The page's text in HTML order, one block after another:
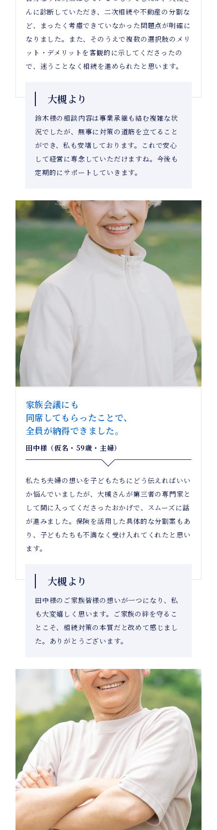
んに診断していただき、二次相続や不動産の分割な
ど、まったく考慮できていなかった問題点が明確に
なりました。また、そのうえで複数の選択肢のメリ
ット・デメリットを客観的に示してくださったの
で、迷うことなく相続を進められたと思います。
大槻より
鈴木様の相談内容は事業承継も絡む複雑な状
況でしたが、無事に対策の道筋を立てること
ができ、私も安堵しております。これで安心
して経営に専念していただけますね。今後も
定期的にサポートしていきます。
家族会議にも
同席してもらったことで、
全員が納得できました。
田中様（仮名・59歳・主婦）
私たち夫婦の想いを子どもたちにどう伝えればいい
か悩んでいましたが、大槻さんが第三者の専門家と
して間に入ってくださったおかげで、スムーズに話
が進みました。保険を活用した具体的な分割案もあ
り、子どもたちも不満なく受け入れてくれたと思い
ます。
大槻より
田中様のご家族皆様の想いが一つになり、私
も大変嬉しく思います。ご家族の絆を守るこ
とこそ、相続対策の本質だと改めて感じまし
た。ありがとうございます。